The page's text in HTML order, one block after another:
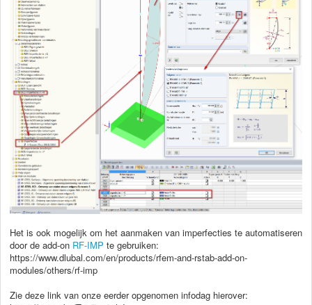
Het is ook mogelijk om het aanmaken van imperfecties te automatiseren
door de add-on RF-IMP te gebruiken:
https://www.dlubal.com/en/products/rfem-and-rstab-add-on-
modules/others/rf-imp
Zie deze link van onze eerder opgenomen infodag hierover: